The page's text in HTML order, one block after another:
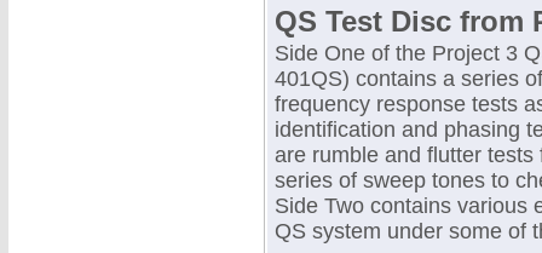
QS Test Disc from
Side One of the Project 3
401QS) contains a series
frequency response tests
identification and phasing
are rumble and flutter tests
series of sweep tones to
Side Two contains various
QS system under some of